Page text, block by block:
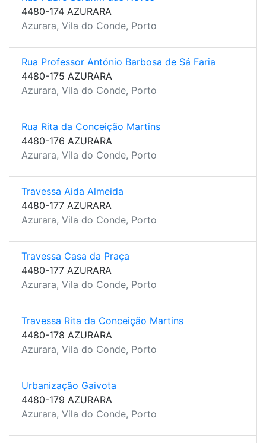
4480-174 AZURARA
Azurara, Vila do Conde, Porto
Rua Professor António Barbosa de Sá Faria
4480-175 AZURARA
Azurara, Vila do Conde, Porto
Rua Rita da Conceição Martins
4480-176 AZURARA
Azurara, Vila do Conde, Porto
Travessa Aida Almeida
4480-177 AZURARA
Azurara, Vila do Conde, Porto
Travessa Casa da Praça
4480-177 AZURARA
Azurara, Vila do Conde, Porto
Travessa Rita da Conceição Martins
4480-178 AZURARA
Azurara, Vila do Conde, Porto
Urbanização Gaivota
4480-179 AZURARA
Azurara, Vila do Conde, Porto